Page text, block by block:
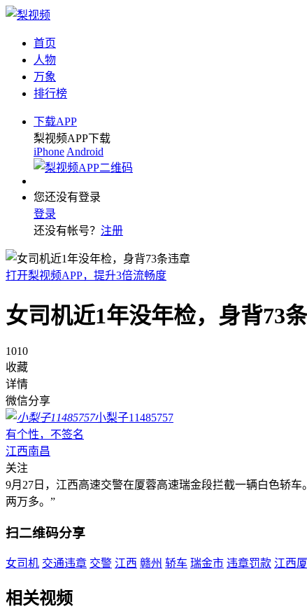
首页
人物
万象
排行榜
下载APP
梨视频APP下载
iPhone Android
您还没有登录
登录
还没有帐号？ 注册
打开梨视频APP，提升3倍流畅度
女司机近1年没年检，身背73
1010
收藏
详情
微信分享
小梨子11485757
有个性，不签名
江西南昌
关注
9月27日，江西高速交警在厦蓉高速瑞金段拦截一辆白色轿
两万多。”
扫二维码分享
女司机 交通违章 交警 江西 赣州 轿车 瑞金市 违章罚款 江西
相关视频